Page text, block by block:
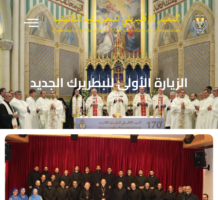
الزيارة الأولى للبطريرك الجديد